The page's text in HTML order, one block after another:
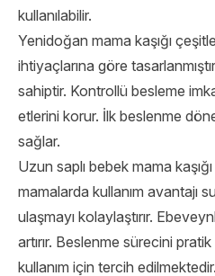
kullanılabilir.
Yenidoğan mama kaşığı
ihtiyaçlarına göre
sahiptir. Kontrollü besleme
etlerini korur. İlk beslenme
sağlar.
Uzun saplı bebek mama
mamalarda kullanım avantajı
ulaşmayı kolaylaştırır.
artırır. Beslenme sürecini
kullanım için tercih edilmektedir.